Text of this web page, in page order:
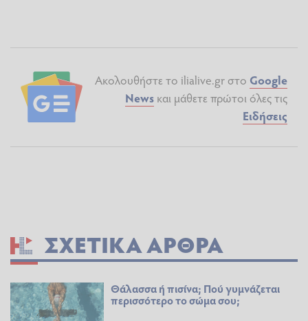
Ακολουθήστε το ilialive.gr στο Google
News και μάθετε πρώτοι όλες τις
Ειδήσεις
ΣΧΕΤΙΚΆ ΆΡΘΡΑ
Θάλασσα ή πισίνα; Πού γυμνάζεται
περισσότερο το σώμα σου;